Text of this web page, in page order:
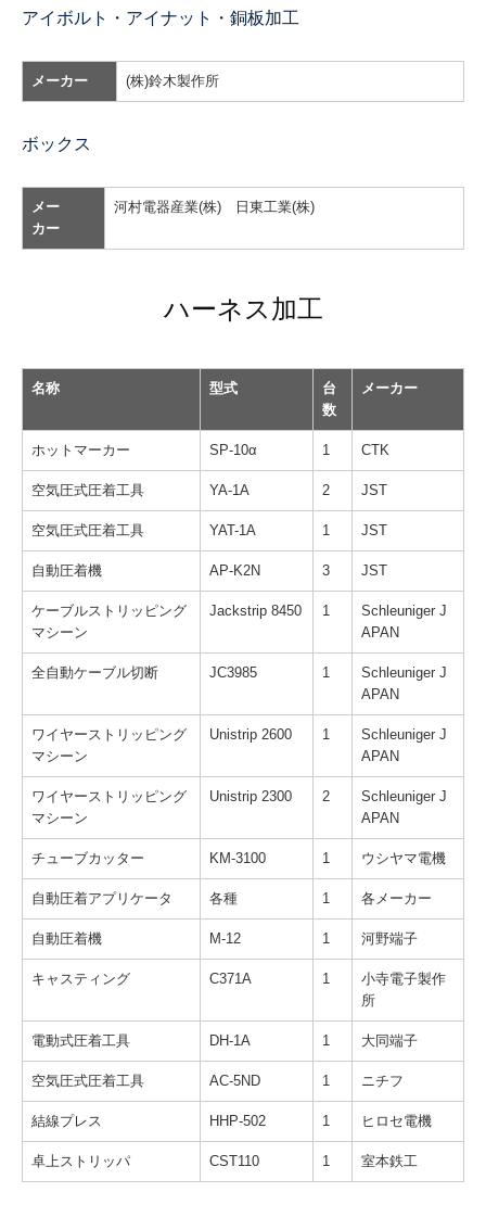
アイボルト・アイナット・銅板加工
メーカー (株)鈴木製作所
ボックス
メー
カー
河村電器産業(株) 日東工業(株)
ハーネス加工
名称 型式
台
数
メーカー
ホットマーカー SP-10α 1 CTK
空気圧式圧着工具 YA-1A 2 JST
空気圧式圧着工具 YAT-1A 1 JST
自動圧着機 AP-K2N 3 JST
ケーブルストリッピング
マシーン
Jackstrip 8450 1
Schleuniger J
APAN
全自動ケーブル切断 JC3985 1
Schleuniger J
APAN
ワイヤーストリッピング
マシーン
Unistrip 2600 1
Schleuniger J
APAN
ワイヤーストリッピング
マシーン
Unistrip 2300 2
Schleuniger J
APAN
チューブカッター KM-3100 1 ウシヤマ電機
自動圧着アプリケータ 各種 1 各メーカー
自動圧着機 M-12 1 河野端子
キャスティング C371A 1
小寺電子製作
所
電動式圧着工具 DH-1A 1 大同端子
空気圧式圧着工具 AC-5ND 1 ニチフ
結線プレス HHP-502 1 ヒロセ電機
卓上ストリッパ CST110 1 室本鉄工